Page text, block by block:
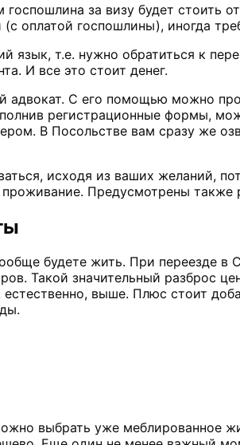
за визу будет стоить
оплатой госпошлины), иногда
язык, т.е. нужно обратиться к
И все это стоит денег.
С его помощью можно
регистрационные формы,
В Посольстве вам сразу же
исходя из ваших желаний,
проживание. Предусмотрены
будете жить. При переезде
Такой значительный разброс
выше. Плюс стоит
выбрать уже меблированное